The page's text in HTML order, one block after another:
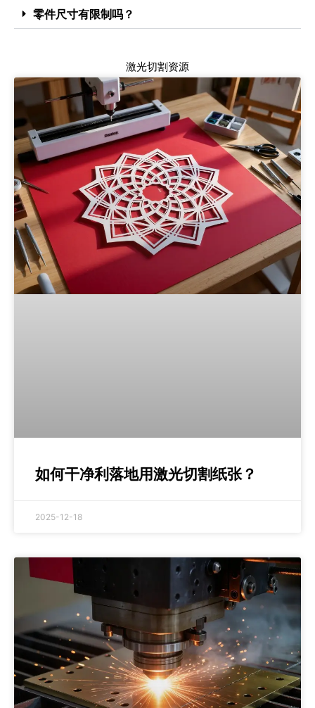
零件尺寸有限制吗？
激光切割资源
如何干净利落地用激光切割纸张？
2025-12-18